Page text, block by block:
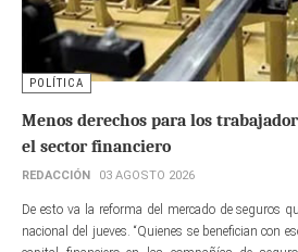
POLÍTICA
Menos derechos para los
el sector financiero
REDACCIÓN 03 AGOSTO 2026
De esto va la reforma del mercado de seguros
nacional del jueves. “Quienes se benefician con